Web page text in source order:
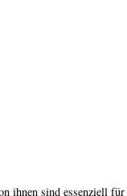
ihnen sind essenziell für